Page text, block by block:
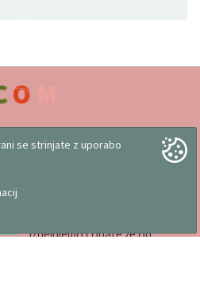
se strinjate z uporabo
izdelujemo copate že od